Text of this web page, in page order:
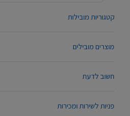
קטגוריות מובילות
מוצרים מובילים
חשוב לדעת
פניות לשירות ומכירות